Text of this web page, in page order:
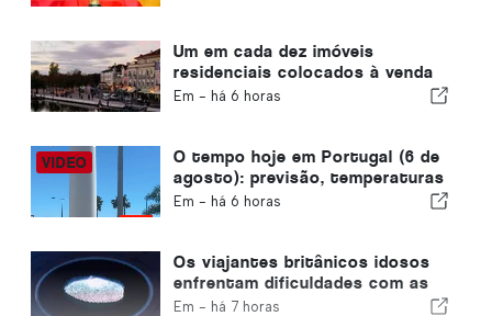
Um em cada dez imóveis
residenciais colocados à venda
em Portugal é vendido em
Em - há 6 horas
O tempo hoje em Portugal (6 de
agosto): previsão, temperaturas
e o que esperar
Em - há 6 horas
Os viajantes britânicos idosos
enfrentam dificuldades com as
novas verificações de
Em - há 7 horas